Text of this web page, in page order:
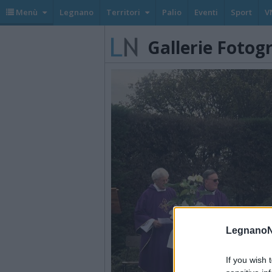
If you wish
Menù Legnano Territori Palio Eventi Sport
Gallerie